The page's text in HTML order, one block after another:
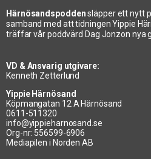
Härnösandspoddensläpper ett nytt
samband med att tidningen Yippie
träffar vår poddvärd Dag Jonzon nya
VD & Ansvarig utgivare:
Kenneth Zetterlund
Yippie Härnösand
Köpmangatan 12 A Härnösand
0611-511320
info@yippieharnosand.se
Org-nr: 556599-6906
Mediapilen i Norden AB